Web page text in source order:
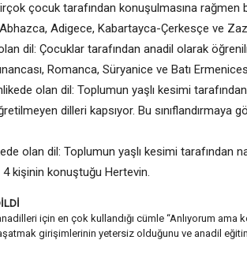
çocuk tarafından konuşulmasına rağmen
Adigece, Kabartayca-Çerkesçe ve
dil: Çocuklar tarafından anadil olarak
Romanca, Süryanice ve Batı
olan dil: Toplumun yaşlı kesimi
dilleri kapsıyor. Bu sınıflandırmaya
olan dil: Toplumun yaşlı kesimi tarafından
kişinin konuştuğu Hertevin.
için en çok kullandığı cümle “Anlıyorum ama
girişimlerinin yetersiz olduğunu ve anadil